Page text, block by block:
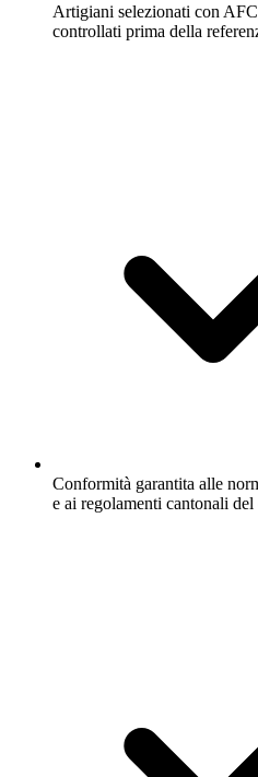
Artigiani selezionati con
controllati prima della
Conformità garantita alle
e ai regolamenti cantonali